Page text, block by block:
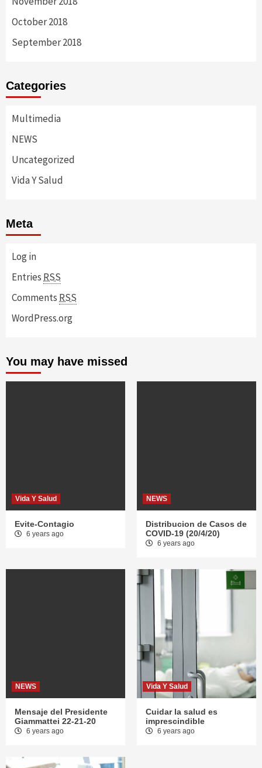
October 2018
September 2018
Categories
Multimedia
NEWS
Uncategorized
Vida Y Salud
Meta
Log in
Entries RSS
Comments RSS
WordPress.org
You may have missed
Vida Y Salud
Evite-Contagio
6 years ago
NEWS
Distribucion de Casos de
COVID-19 (20/4/20)
6 years ago
NEWS
Mensaje del Presidente
Giammattei 22-21-20
6 years ago
Vida Y Salud
Cuidar la salud es
imprescindible
6 years ago